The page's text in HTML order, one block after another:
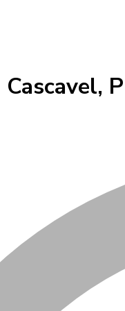
Cascavel,